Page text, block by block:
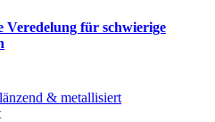
Veredelung für schwierige
& metallisiert